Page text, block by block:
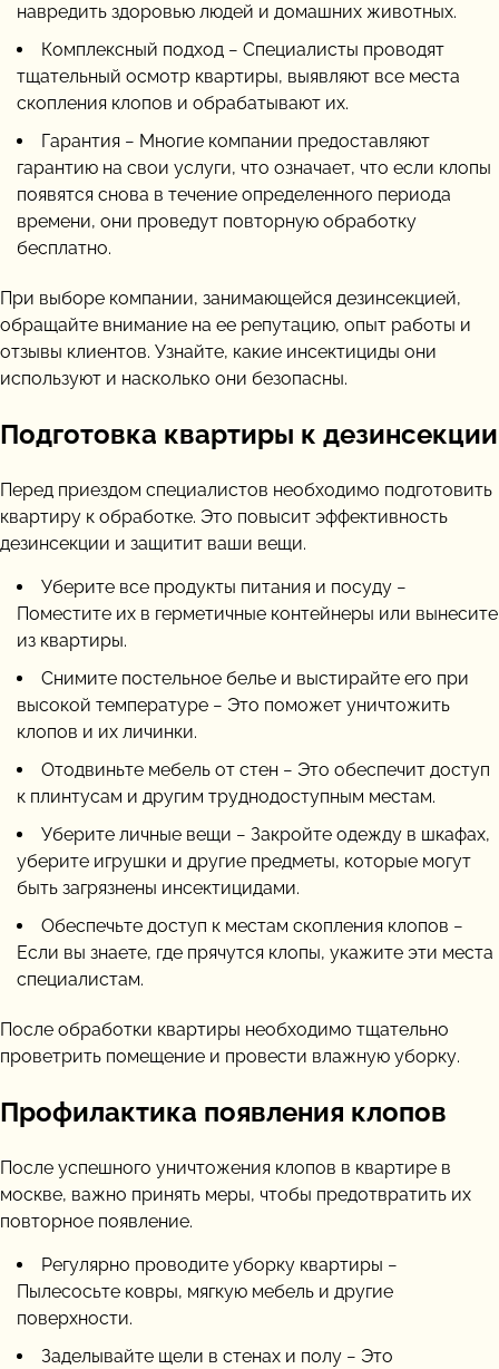
навредить здоровью людей и домашних животных.
Комплексный подход − Специалисты проводят
тщательный осмотр квартиры, выявляют все места
скопления клопов и обрабатывают их.
Гарантия − Многие компании предоставляют
гарантию на свои услуги, что означает, что если клопы
появятся снова в течение определенного периода
времени, они проведут повторную обработку
бесплатно.
При выборе компании, занимающейся дезинсекцией,
обращайте внимание на ее репутацию, опыт работы и
отзывы клиентов. Узнайте, какие инсектициды они
используют и насколько они безопасны.
Подготовка квартиры к дезинсекции
Перед приездом специалистов необходимо подготовить
квартиру к обработке. Это повысит эффективность
дезинсекции и защитит ваши вещи.
Уберите все продукты питания и посуду −
Поместите их в герметичные контейнеры или вынесите
из квартиры.
Снимите постельное белье и выстирайте его при
высокой температуре − Это поможет уничтожить
клопов и их личинки.
Отодвиньте мебель от стен − Это обеспечит доступ
к плинтусам и другим труднодоступным местам.
Уберите личные вещи − Закройте одежду в шкафах,
уберите игрушки и другие предметы, которые могут
быть загрязнены инсектицидами.
Обеспечьте доступ к местам скопления клопов −
Если вы знаете, где прячутся клопы, укажите эти места
специалистам.
После обработки квартиры необходимо тщательно
проветрить помещение и провести влажную уборку.
Профилактика появления клопов
После успешного уничтожения клопов в квартире в
москве, важно принять меры, чтобы предотвратить их
повторное появление.
Регулярно проводите уборку квартиры −
Пылесосьте ковры, мягкую мебель и другие
поверхности.
Заделывайте щели в стенах и полу − Это